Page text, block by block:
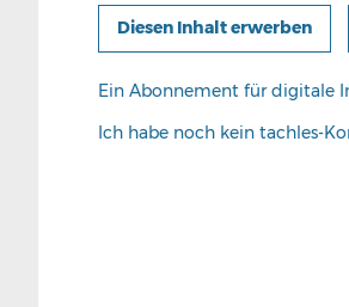
Ein Abonnement für digitale
Ich habe noch kein tachles-